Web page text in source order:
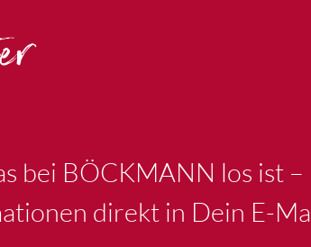
bei BÖCKMANN los ist
direkt in Dein E-